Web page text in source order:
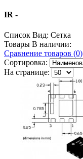
IR -
Список Вид: Сетка
Товары В наличии:
Сравнение товаров (0)
Сортировка:
На странице: